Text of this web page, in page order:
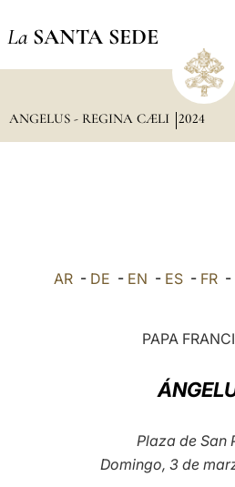
La SANTA SEDE
ANGELUS - REGINA CÆLI 2024
AR- DE - EN - ES- FR-
PAPA
Plaza de San
Domingo, 3 de